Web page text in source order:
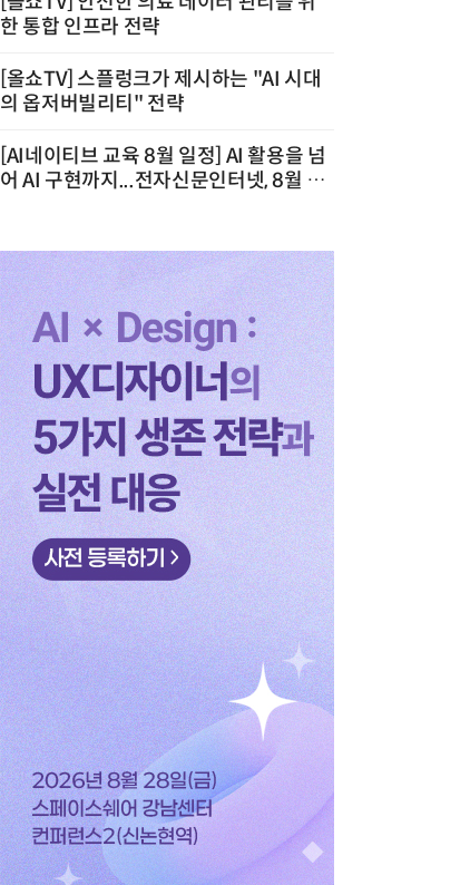
한 통합 인프라 전략
[올쇼TV] 스플렁크가 제시하는 "AI 시대
의 옵저버빌리티" 전략
[AI네이티브 교육 8월 일정] AI 활용을 넘
어 AI 구현까지...전자신문인터넷, 8월 실